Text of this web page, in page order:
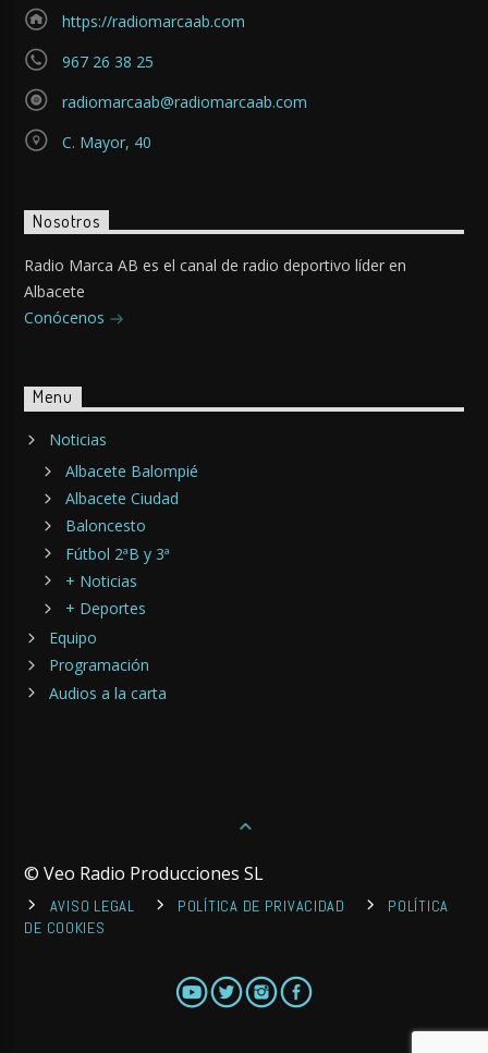
https://radiomarcaab.com
967 26 38 25
radiomarcaab@radiomarcaab.com
C. Mayor, 40
Nosotros
Radio Marca AB es el canal de radio deportivo líder en
Albacete
Conócenos
Menu
Noticias
Albacete Balompié
Albacete Ciudad
Baloncesto
Fútbol 2ªB y 3ª
+ Noticias
+ Deportes
Equipo
Programación
Audios a la carta
© Veo Radio Producciones SL
AVISO LEGAL POLÍTICA DE PRIVACIDAD
POLÍTICA
DE COOKIES